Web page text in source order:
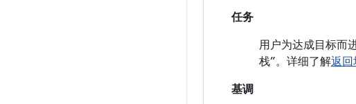
任务
用户为达成目标而
栈”。 详细了解返回
基调